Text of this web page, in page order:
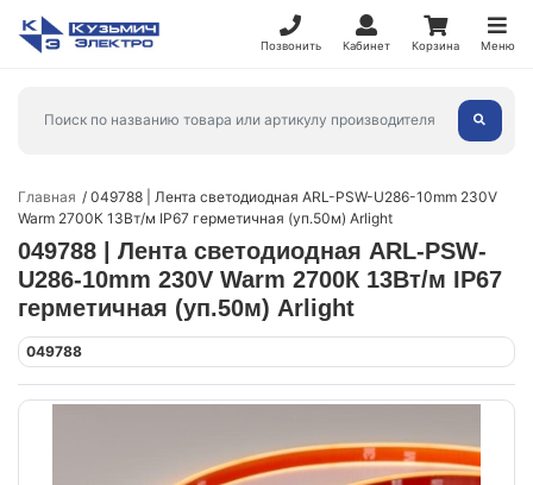
Позвонить Кабинет Корзина Меню
Главная
049788 | Лента светодиодная ARL-PSW-U286-10mm 230V
Warm 2700К 13Вт/м IP67 герметичная (уп.50м) Arlight
049788 | Лента светодиодная ARL-PSW-
U286-10mm 230V Warm 2700К 13Вт/м IP67
герметичная (уп.50м) Arlight
049788